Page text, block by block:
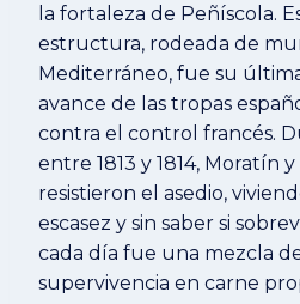
la fortaleza de Peñíscola.
estructura, rodeada de
Mediterráneo, fue su
avance de las tropas
contra el control francés.
entre 1813 y 1814, Moratín
resistieron el asedio,
escasez y sin saber si
cada día fue una mezcla
supervivencia en carne